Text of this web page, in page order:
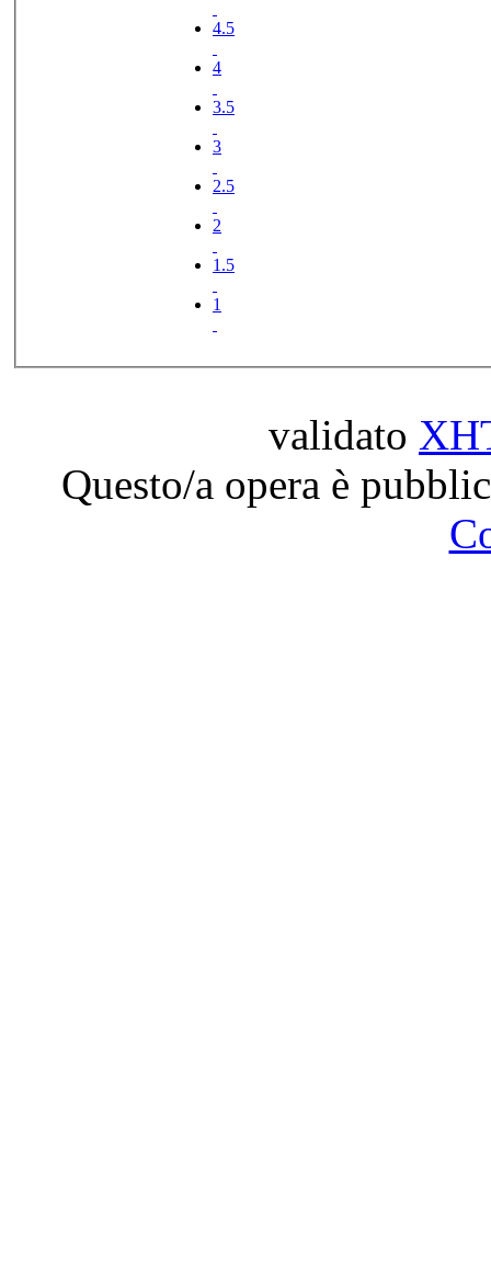
4.5
4
3.5
3
2.5
2
1.5
1
validato
Questo/a opera è